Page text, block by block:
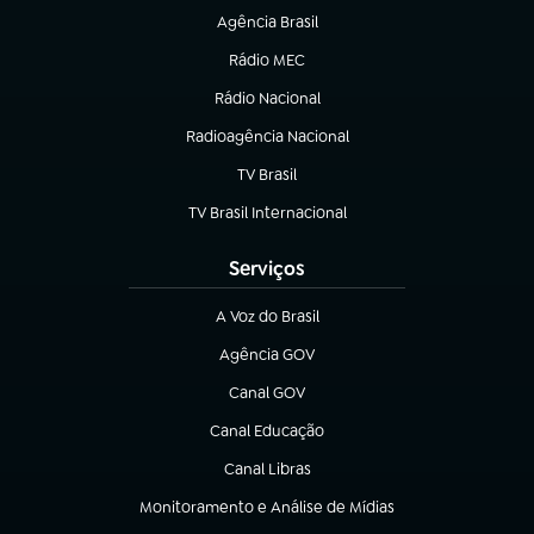
Agência Brasil
(abre em nova aba)
Rádio MEC
(abre em nova aba)
Rádio Nacional
Radioagência Nacional
(abre em nova aba)
TV Brasil
(abre em nova aba)
TV Brasil Internacional
(abre em nova aba)
Serviços
A Voz do Brasil
(abre em nova aba)
Agência GOV
(abre em nova aba)
Canal GOV
(abre em nova aba)
Canal Educação
(abre em nova aba)
Canal Libras
(abre em nova aba)
Monitoramento e Análise de Mídias
(abre em nova aba)